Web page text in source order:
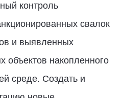
контроль
свалок
и выявленных
объектов накопленного
среде. Создать и